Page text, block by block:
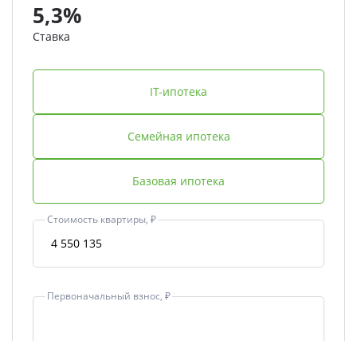
5,3%
Ставка
IT-ипотека
Семейная ипотека
Базовая ипотека
Стоимость квартиры, ₽
Первоначальный взнос, ₽